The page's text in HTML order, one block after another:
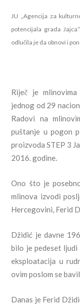
JU „Agencija za
potencijala grada
odlučila je da obnovi i
Riječ je
jednog od 29
Radovi na
puštanje u pogon
proizvoda STEP 3
2016. godine.
Ono što je
mlinova izvodi
Hercegovini, Ferid
Džidić je davne
bilo je pedeset ljudi
eksploatacija u
ovim poslom se
Danas je Ferid